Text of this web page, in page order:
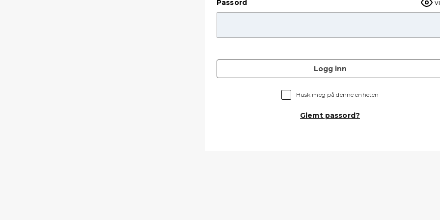
Passord
Logg inn
Husk meg på denne enheten
Glemt passord?